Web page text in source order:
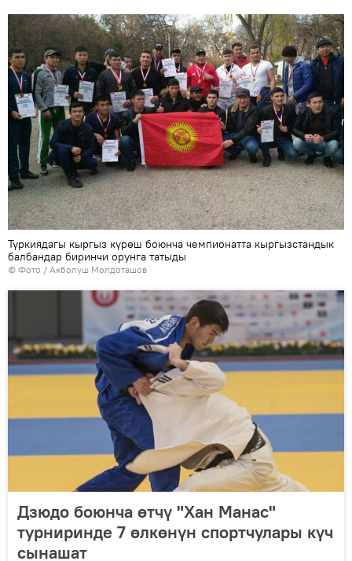
Түркиядагы кыргыз күрөш боюнча чемпионатта кыргызстандык
балбандар биринчи орунга татыды
© Фото / Акболуш Молдоташов
Дзюдо боюнча өтчү "Хан Манас"
турниринде 7 өлкөнүн спортчулары күч
сынашат